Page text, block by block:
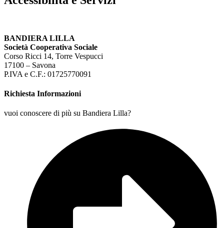
BANDIERA LILLA
Società Cooperativa Sociale
Corso Ricci 14, Torre Vespucci
17100 – Savona
P.IVA e C.F.: 01725770091
Richiesta Informazioni
vuoi conoscere di più su Bandiera Lilla?